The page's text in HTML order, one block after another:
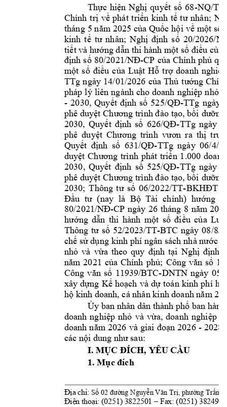
Địa chỉ: Số 02 đường Nguyễn Văn Trị, phường Trấn
Điện thoại: (0251) 3822501 – Fax: (0251)
Thực hiện Nghị quyết số 68-NQ/
Chính trị về phát triển kinh tế tư nhân;
tháng 5 năm 2025 của Quốc hội về một số
kinh tế tư nhân; Nghị định số 20/2026/
tiết và hướng dẫn thi hành một số điều của
định số 80/2021/NĐ-CP của Chính phủ
một số điều của Luật Hỗ trợ doanh
TTg ngày 14/01/2026 của Thủ tướng Chín
pháp lý liên ngành cho doanh nghiệp nhỏ
- 2030, Quyết định số 525/QĐ-TTg ngày
phê duyệt Chương trình đào tạo, bồi dưỡng
2030, Quyết định số 626/QĐ-TTg ngày
phê duyệt Chương trình vươn ra thị
Quyết định số 631/QĐ-TTg ngày 06/4/
duyệt Chương trình phát triển 1.000
2030, Quyết định số 525/QĐ-TTg ngày
phê duyệt Chương trình đào tạo, bồi dưỡng
2030; Thông tư số 06/2022/TT-BKHĐT
Đầu tư (nay là Bộ Tài chính) hướng
80/2021/NĐ-CP ngày 26 tháng 8 năm
hướng dẫn thi hành một số điều của Lu
Thông tư số 52/2023/TT-BTC ngày 08/8/
chế sử dụng kinh phí ngân sách nhà nước
nhỏ và vừa theo quy định tại Nghị định
năm 2021 của Chính phủ; Công văn số
Công văn số 11939/BTC-DNTN ngày 05
xây dựng Kế hoạch và dự toán kinh phí hỗ
hộ kinh doanh, cá nhân kinh doanh năm
Ủy ban nhân dân thành phố ban
doanh nghiệp nhỏ và vừa, doanh nghiệp
doanh năm 2026 và giai đoạn 2026 - 2028
các nội dung như sau:
I. MỤC ĐÍCH, YÊU CẦU
1. Mục đích